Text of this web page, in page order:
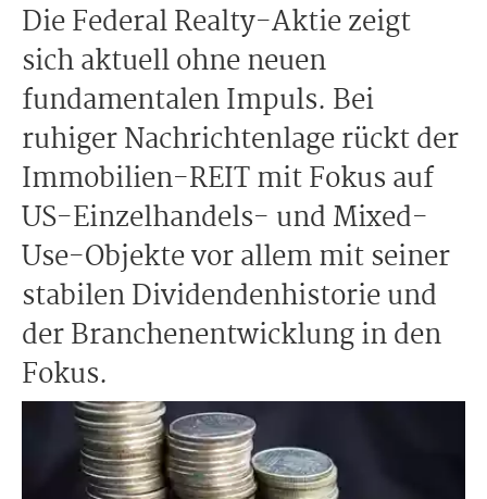
Die Federal Realty-Aktie zeigt
sich aktuell ohne neuen
fundamentalen Impuls. Bei
ruhiger Nachrichtenlage rückt der
Immobilien-REIT mit Fokus auf
US-Einzelhandels- und Mixed-
Use-Objekte vor allem mit seiner
stabilen Dividendenhistorie und
der Branchenentwicklung in den
Fokus.